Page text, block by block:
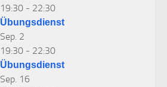
19:30 - 22:30
Übungsdienst
Sep. 2
19:30 - 22:30
Übungsdienst
Sep. 16